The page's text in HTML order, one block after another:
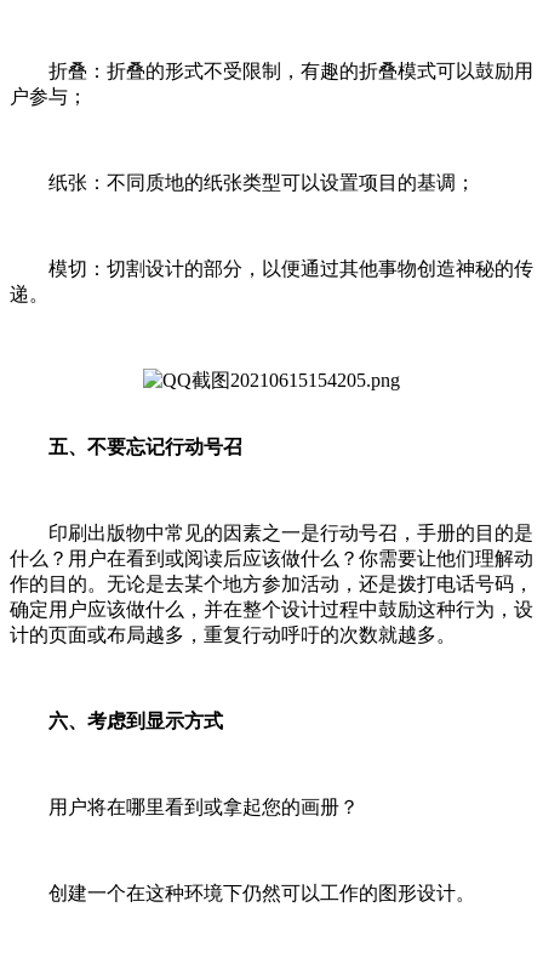
折叠：折叠的形式不受限制，有趣的折叠模式可以鼓励用
户参与；
纸张：不同质地的纸张类型可以设置项目的基调；
模切：切割设计的部分，以便通过其他事物创造神秘的传
递。
五、不要忘记行动号召
印刷出版物中常见的因素之一是行动号召，手册的目的是
什么？用户在看到或阅读后应该做什么？你需要让他们理解动
作的目的。无论是去某个地方参加活动，还是拨打电话号码，
确定用户应该做什么，并在整个设计过程中鼓励这种行为，设
计的页面或布局越多，重复行动呼吁的次数就越多。
六、考虑到显示方式
用户将在哪里看到或拿起您的画册？
创建一个在这种环境下仍然可以工作的图形设计。